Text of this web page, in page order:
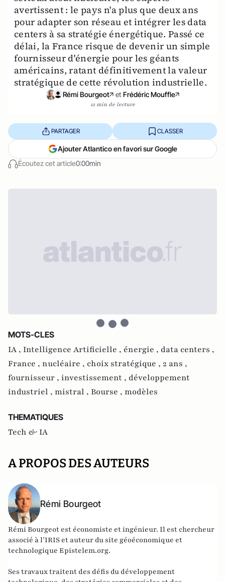
avertissent : le pays n'a plus que deux ans
pour adapter son réseau et intégrer les data
centers à sa stratégie énergétique. Passé ce
délai, la France risque de devenir un simple
fournisseur d'énergie pour les géants
américains, ratant définitivement la valeur
stratégique de cette révolution industrielle.
Rémi Bourgeot et Frédéric Mouffle
12 min de lecture
Écoutez cet article0:00min
PARTAGER CLASSER
Ajouter Atlantico en favori sur Google
MOTS-CLES
IA , Intelligence Artificielle , énergie , data centers ,
France , nucléaire , choix stratégique , 2 ans ,
fournisseur , investissement , développement
industriel , mistral , Bourse , modèles
THEMATIQUES
Tech & IA
A PROPOS DES AUTEURS
Rémi Bourgeot
Rémi Bourgeot est économiste et ingénieur. Il est chercheur
associé à l’IRIS et auteur du site géoéconomique et
technologique Epistelem.org.
Ses travaux traitent des défis du développement